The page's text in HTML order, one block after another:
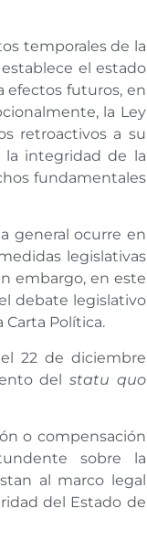
temporales de la
el estado
efectos futuros, en
la Ley
retroactivos a su
la integridad de la
fundamentales
general ocurre en
legislativas
embargo, en este
debate legislativo
Política.
22 de diciembre
delstatu quo
o compensación
sobre la
al marco legal
del Estado de